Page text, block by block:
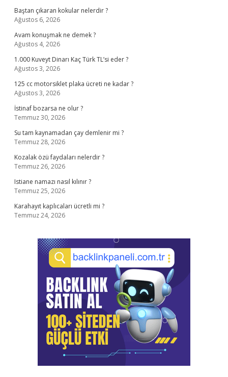
Baştan çıkaran kokular nelerdir ?
Ağustos 6, 2026
Avam konuşmak ne demek ?
Ağustos 4, 2026
1.000 Kuveyt Dinarı Kaç Türk TL’si eder ?
Ağustos 3, 2026
125 cc motorsiklet plaka ücreti ne kadar ?
Ağustos 3, 2026
İstinaf bozarsa ne olur ?
Temmuz 30, 2026
Su tam kaynamadan çay demlenir mi ?
Temmuz 28, 2026
Kozalak özü faydaları nelerdir ?
Temmuz 26, 2026
Istiane namazı nasıl kılınır ?
Temmuz 25, 2026
Karahayıt kaplıcaları ücretli mi ?
Temmuz 24, 2026